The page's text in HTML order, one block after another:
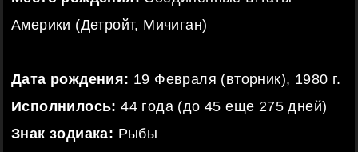
Америки (Детройт, Мичиган)
Дата рождения: 19 Февраля (вторник), 1980 г.
Исполнилось: 44 года (до 45 еще 275 дней)
Знак зодиака: Рыбы